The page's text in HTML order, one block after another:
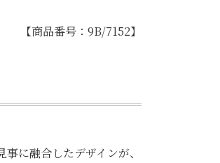
【商品番号：9B/7152】
に融合したデザインが、